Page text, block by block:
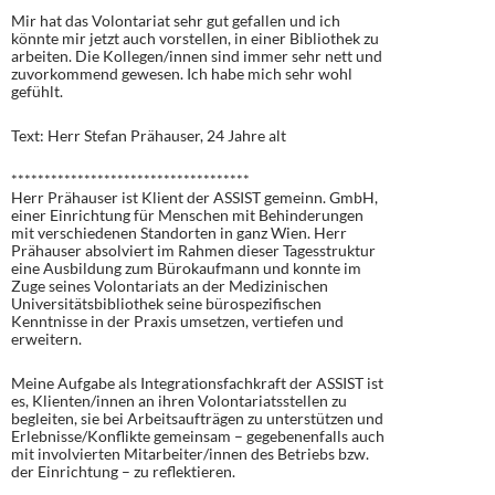
Mir hat das Volontariat sehr gut gefallen und ich
könnte mir jetzt auch vorstellen, in einer Bibliothek zu
arbeiten. Die Kollegen/innen sind immer sehr nett und
zuvorkommend gewesen. Ich habe mich sehr wohl
gefühlt.
Text: Herr Stefan Prähauser, 24 Jahre alt
************************************
Herr Prähauser ist Klient der ASSIST gemeinn. GmbH,
einer Einrichtung für Menschen mit Behinderungen
mit verschiedenen Standorten in ganz Wien. Herr
Prähauser absolviert im Rahmen dieser Tagesstruktur
eine Ausbildung zum Bürokaufmann und konnte im
Zuge seines Volontariats an der Medizinischen
Universitätsbibliothek seine bürospezifischen
Kenntnisse in der Praxis umsetzen, vertiefen und
erweitern.
Meine Aufgabe als Integrationsfachkraft der ASSIST ist
es, Klienten/innen an ihren Volontariatsstellen zu
begleiten, sie bei Arbeitsaufträgen zu unterstützen und
Erlebnisse/Konflikte gemeinsam – gegebenenfalls auch
mit involvierten Mitarbeiter/innen des Betriebs bzw.
der Einrichtung – zu reflektieren.